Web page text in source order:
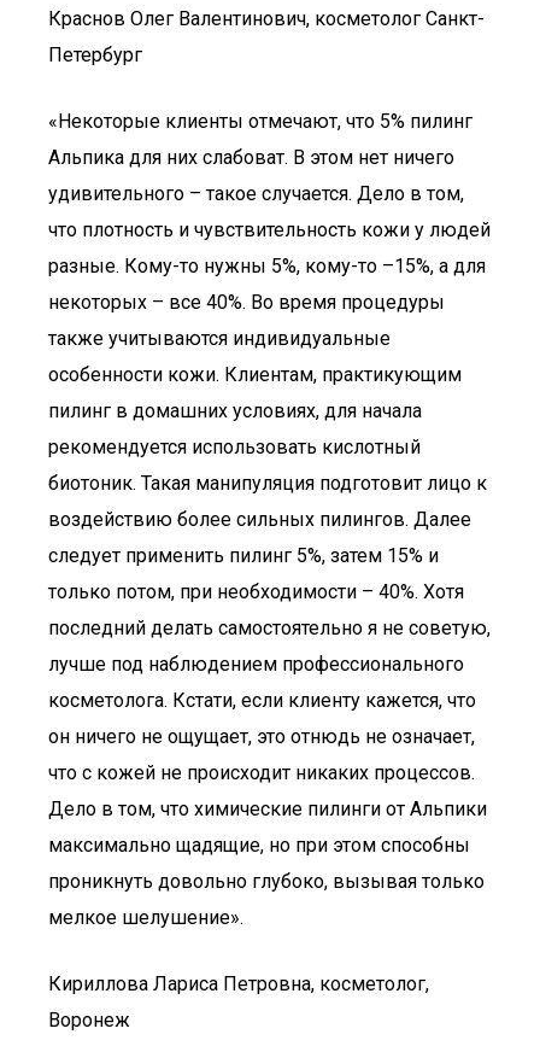
Краснов Олег Валентинович, косметолог Санкт-
Петербург
«Некоторые клиенты отмечают, что 5% пилинг
Альпика для них слабоват. В этом нет ничего
удивительного – такое случается. Дело в том,
что плотность и чувствительность кожи у людей
разные. Кому-то нужны 5%, кому-то –15%, а для
некоторых – все 40%. Во время процедуры
также учитываются индивидуальные
особенности кожи. Клиентам, практикующим
пилинг в домашних условиях, для начала
рекомендуется использовать кислотный
биотоник. Такая манипуляция подготовит лицо к
воздействию более сильных пилингов. Далее
следует применить пилинг 5%, затем 15% и
только потом, при необходимости – 40%. Хотя
последний делать самостоятельно я не советую,
лучше под наблюдением профессионального
косметолога. Кстати, если клиенту кажется, что
он ничего не ощущает, это отнюдь не означает,
что с кожей не происходит никаких процессов.
Дело в том, что химические пилинги от Альпики
максимально щадящие, но при этом способны
проникнуть довольно глубоко, вызывая только
мелкое шелушение».
Кириллова Лариса Петровна, косметолог,
Воронеж